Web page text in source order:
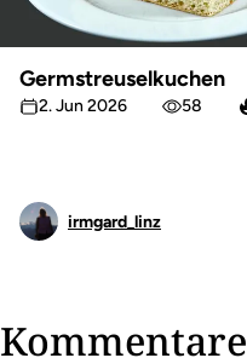
Germstreuselkuchen
2. Jun 2026 58
irmgard_linz
Kommentare